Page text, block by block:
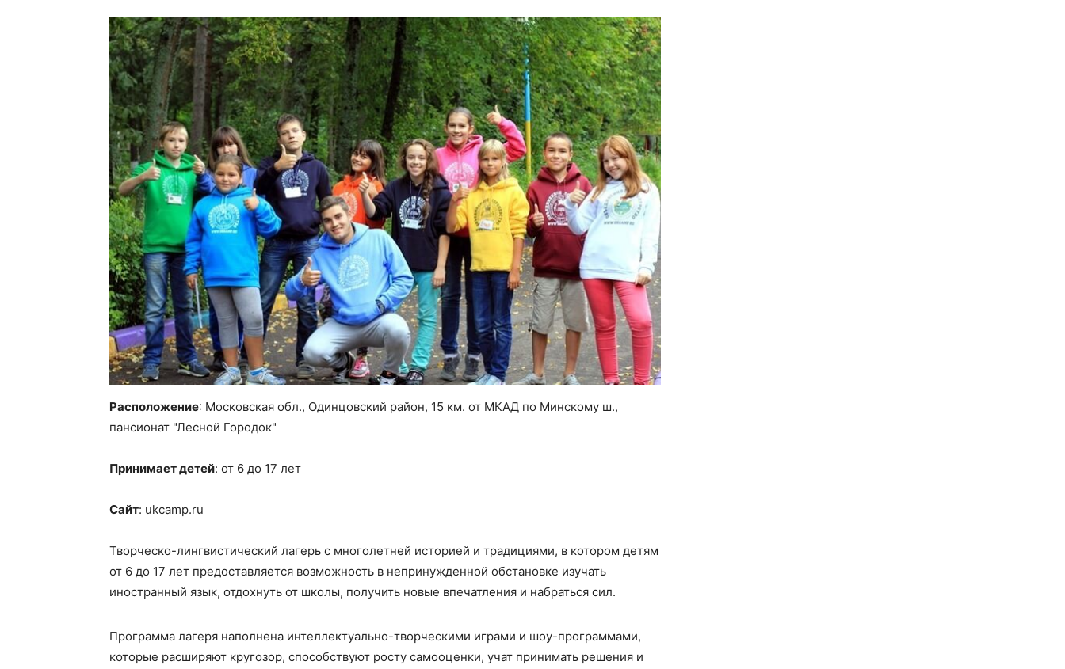
Расположение: Московская обл., Одинцовский район, 15 км. от МКАД по Минскому ш.,
пансионат "Лесной Городок"
Принимает детей: от 6 до 17 лет
Сайт: ukcamp.ru
Творческо-лингвистический лагерь с многолетней историей и традициями, в котором детям
от 6 до 17 лет предоставляется возможность в непринужденной обстановке изучать
иностранный язык, отдохнуть от школы, получить новые впечатления и набраться сил.
Программа лагеря наполнена интеллектуально-творческими играми и шоу-программами,
которые расширяют кругозор, способствуют росту самооценки, учат принимать решения и